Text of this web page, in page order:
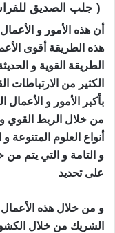
( جلب الصديق
أن هذه الأمور و
هذه الطريقة أقوى
الطريقة القوية و
الكثير من الارتباطات
بأكبر الأمور و الأعمال
من خلال الربط القوي
أنواع العلوم المتنوعة
و التامة و التي يتم
على تحديد
و من خلال هذه
الشريك من خلال